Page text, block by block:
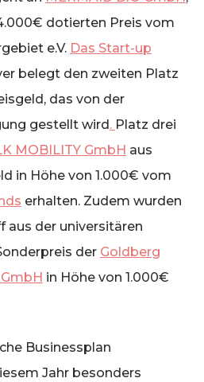
dotierten Preis vom
e.V. Das Start-up
belegt den zweiten Platz
das von der
gestellt wird. Platz drei
MOBILITY GmbH aus
in Höhe von 1.000€ vom
erhalten. Zudem wurden
aus der universitären
der Goldberg
in Höhe von 1.000€
Businessplan
Jahr besonders